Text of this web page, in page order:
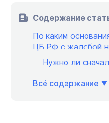
Содержание
По каким
ЦБ РФ с жалобой
Нужно ли
Всё содержание